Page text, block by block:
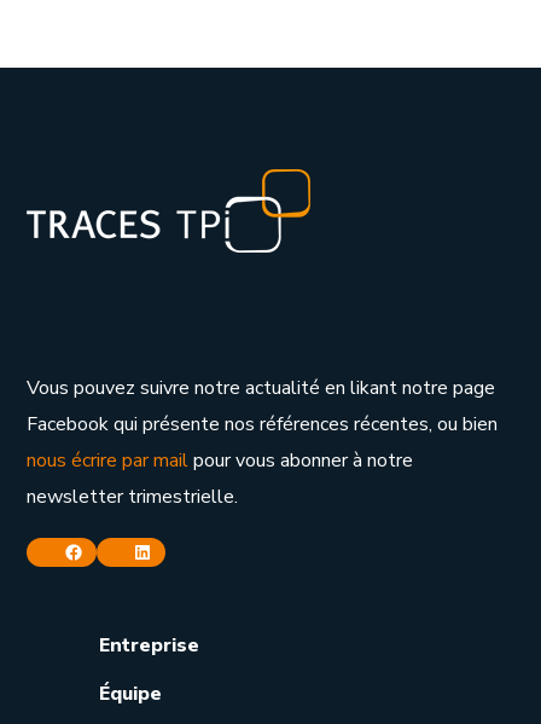
Vous pouvez suivre notre actualité en likant notre page
Facebook qui présente nos références récentes, ou bien
nous écrire par mailpour vous abonner à notre
newsletter trimestrielle.
FacebookLinkedin
Entreprise
Équipe